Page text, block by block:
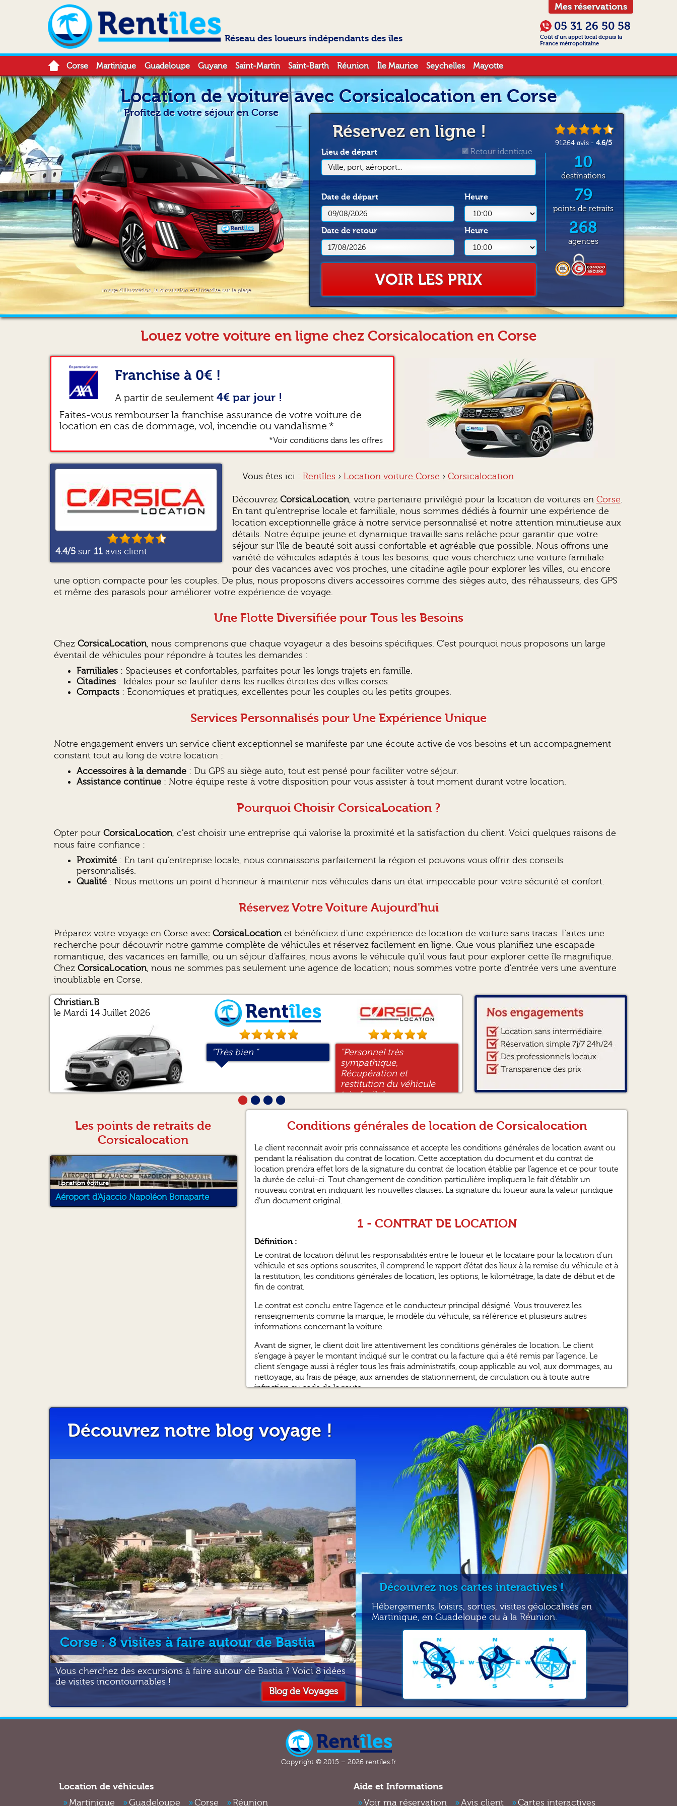
Mes réservations
Réseau des loueurs indépendants des îles
05 31 26 50 58
Coût d’un appel local depuis la
France métropolitaine
Corse Martinique Guadeloupe Guyane Saint-Martin Saint-Barth Réunion Île Maurice Seychelles Mayotte
Location de voiture avec Corsicalocation en Corse
Profitez de votre séjour en Corse
image d'illustration, la circulation est interdite sur la plage
91264avis - 4.6/5
Réservez en ligne !
Lieu de départ
Ville, port, aéroport...
Retour identique
Datede départ Heure
Datede retour Heure
VOIR LES PRIX
10
destinations
79
points de retraits
268
agences
Louez votre voiture en ligne chez Corsicalocation en Corse
Franchise à 0€ !
A partir de seulement4€ par jour !
Faites-vous rembourser la franchise assurance de votre voiture de
location en cas de dommage, vol, incendie ou vandalisme.*
*Voir conditions dans les offres
4.4/5sur 11 avis client
Vous êtes ici : Rentîles › Location voiture Corse › Corsicalocation
Découvrez CorsicaLocation, votre partenaire privilégié pour la location de voitures en Corse.
En tant qu'entreprise locale et familiale, nous sommes dédiés à fournir une expérience de
location exceptionnelle grâce à notre service personnalisé et notre attention minutieuse aux
détails. Notre équipe jeune et dynamique travaille sans relâche pour garantir que votre
séjour sur l'île de beauté soit aussi confortable et agréable que possible. Nous offrons une
variété de véhicules adaptés à tous les besoins, que vous cherchiez une voiture familiale
pour des vacances avec vos proches, une citadine agile pour explorer les villes, ou encore
une option compacte pour les couples. De plus, nous proposons divers accessoires comme des sièges auto, des réhausseurs, des GPS
et même des parasols pour améliorer votre expérience de voyage.
Une Flotte Diversifiée pour Tous les Besoins
Chez CorsicaLocation, nous comprenons que chaque voyageur a des besoins spécifiques. C'est pourquoi nous proposons un large
éventail de véhicules pour répondre à toutes les demandes :
Familiales: Spacieuses et confortables, parfaites pour les longs trajets en famille.
Citadines: Idéales pour se faufiler dans les ruelles étroites des villes corses.
Compacts: Économiques et pratiques, excellentes pour les couples ou les petits groupes.
Services Personnalisés pour Une Expérience Unique
Notre engagement envers un service client exceptionnel se manifeste par une écoute active de vos besoins et un accompagnement
constant tout au long de votre location :
Accessoires à la demande: Du GPS au siège auto, tout est pensé pour faciliter votre séjour.
Assistance continue: Notre équipe reste à votre disposition pour vous assister à tout moment durant votre location.
Pourquoi Choisir CorsicaLocation ?
Opter pour CorsicaLocation, c'est choisir une entreprise qui valorise la proximité et la satisfaction du client. Voici quelques raisons de
nous faire confiance :
Proximité: En tant qu'entreprise locale, nous connaissons parfaitement la région et pouvons vous offrir des conseils
personnalisés.
Qualité: Nous mettons un point d'honneur à maintenir nos véhicules dans un état impeccable pour votre sécurité et confort.
Réservez Votre Voiture Aujourd'hui
Préparez votre voyage en Corse avec CorsicaLocationet bénéficiez d'une expérience de location de voiture sans tracas. Faites une
recherche pour découvrir notre gamme complète de véhicules et réservez facilement en ligne. Que vous planifiez une escapade
romantique, des vacances en famille, ou un séjour d'affaires, nous avons le véhicule qu'il vous faut pour explorer cette île magnifique.
Chez CorsicaLocation, nous ne sommes pas seulement une agence de location; nous sommes votre porte d'entrée vers une aventure
inoubliable en Corse.
Christian.B
le Mardi 14 Juillet 2026
“Très bien ”
"Personnel très
sympathique,
Récupération et
restitution du véhicule
très facile"
Fabrice.B
“...” "..."
Hervé.R
“3ème réservation avec
rentîles . pas de problème
"Véhicule dans un très
bon état de propreté.
Personnel avenant qui
vient vous chercher à
l'aéroport. Restitution sur
recommande."
Christine.M
“La réservation s est
effectuée sur Rentiles sur
informations très claires.
Je recommande à mon
"Très très satisfaite. Un
service très sérieux. Nous
avons récupéré le
véhicule à l heure
convenue. Pour la dépose
recommande vivement
hésitation. Merci "
⬤ ⬤ ⬤ ⬤
Les points de retraits de
Corsicalocation
Location voiture
Aéroport d'Ajaccio Napoléon Bonaparte
Conditions générales de location de Corsicalocation
Le client reconnait avoir pris connaissance et accepte les conditions générales de location avant ou
pendant la réalisation du contrat de location. Cette acceptation du document et du contrat de
location prendra effet lors de la signature du contrat de location établie par l’agence et ce pour toute
la durée de celui-ci. Tout changement de condition particulière impliquera le fait d’établir un
nouveau contrat en indiquant les nouvelles clauses. La signature du loueur aura la valeur juridique
d’un document original.
1 - CONTRAT DE LOCATION
Définition :
Le contrat de location définit les responsabilités entre le loueur et le locataire pour la location d’un
véhicule et ses options souscrites, il comprend le rapport d’état des lieux à la remise du véhicule et à
la restitution, les conditions générales de location, les options, le kilométrage, la date de début et de
fin de contrat.
Le contrat est conclu entre l’agence et le conducteur principal désigné. Vous trouverez les
renseignements comme la marque, le modèle du véhicule, sa référence et plusieurs autres
informations concernant la voiture.
Avant de signer, le client doit lire attentivement les conditions générales de location. Le client
s’engage à payer le montant indiqué sur le contrat ou la facture qui a été remis par l’agence. Le
client s’engage aussi à régler tous les frais administratifs, coup applicable au vol, aux dommages, au
nettoyage, au frais de péage, aux amendes de stationnement, de circulation ou à toute autre
infraction au code de la route.
En signant le contrat le client accepte les conditions générales de location et le rapport d’état des
2 - LE VÉHICULE
2.1 - Le tarif
Les tarifs figurant sur le site Internet Rentîles sont des prix TTC en euro tenant compte de la TVA
applicable au jour de la commande. Tout changement du taux de TVA sera répercuté sur le prix des
Le prix de la location du véhicule se calcule en fonction des facteurs suivants :
Vos heures et dates de début et de fin
Le lieu de prise en charge
La catégorie de véhicules souhaité
Les diverses options souscrites
Il peut contenir aussi d’autres frais, par exemple la taxe locale, frais environnemental, emplacement
ou autre.
Il est possible d’ajouter des options comme siège bébé, réhausseur, parasol, conducteur
supplémentaire, GPS, Cela implique un surcoût au tarif de base. Le montant est calculé en fonction
de la durée de la location.
2.2 - Accident et dommages
Comment sont calculés les coups et dommages de réparations sur le véhicule ?
Nous utilisons un barème pour calculer les coûts de réparation pour chaque sinistre ou incident
causé sur le véhicule. Il s’appuie sur un coût moyen par catégorie de véhicule sélectionné en
tenant compte des marques, modèle et du gabarit.
Les frais comprennent la valeur des pièces de rechange du constructeur d’origine, la prestation de
service du garage qui effectuera les réparations.
Si le véhicule est immobilisé il doit être envoyé en réparation ; des frais d’immobilisation vous
seront facturés.
En cas de sinistre la caution sera totalement récupérée par l’agence.
En cas de dommages seuls les montants de réparations seront facturés et la caution sera rendue au
client.
Découvrez notre blog voyage !
Corse : 8 visites à faire autour de Bastia
Vous cherchez des excursions à faire autour de Bastia ? Voici 8 idées
de visites incontournables !
Blog de Voyages
Découvrez nos cartes interactives !
Hébergements, loisirs, sorties, visites géolocalisés en
Martinique, en Guadeloupe ou à la Réunion.
Copyright © 2015 – 2026 rentiles.fr
Location de véhicules
Martinique
Guadeloupe Corse Réunion
Aide et Informations
Voir ma réservation
Avis client Cartes interactives